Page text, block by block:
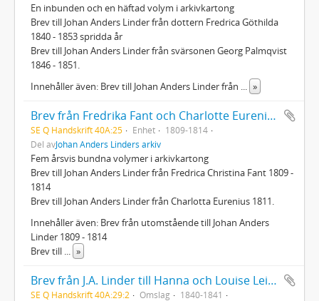
En inbunden och en häftad volym i arkivkartong
Brev till Johan Anders Linder från dottern Fredrica Göthilda
1840 - 1853 spridda år
Brev till Johan Anders Linder från svärsonen Georg Palmqvist
1846 - 1851.
Innehåller även: Brev till Johan Anders Linder från
»
Brev från Fredrika Fant och Charlotte Eurenius
SE Q Handskrift 40A:25 Enhet
1809-1814
Del avJohan Anders Linders arkiv
Fem årsvis bundna volymer i arkivkartong
Brev till Johan Anders Linder från Fredrica Christina Fant 1809 -
1814
Brev till Johan Anders Linder från Charlotta Eurenius 1811.
Innehåller även: Brev från utomstående till Johan Anders
Linder 1809 - 1814
Brev till
»
Brev från J.A. Linder till Hanna och Louise Leijel
SE Q Handskrift 40A:29:2 Omslag
1840-1841